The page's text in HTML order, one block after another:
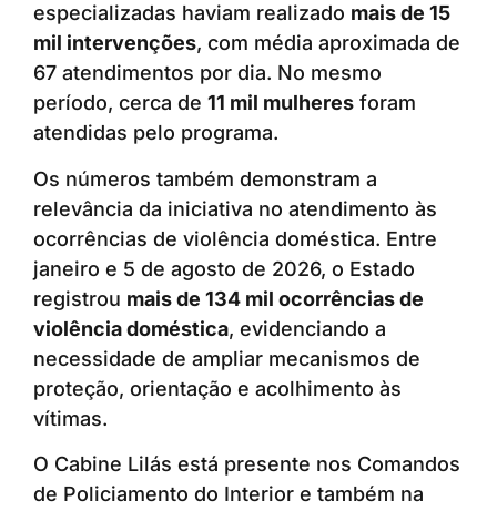
especializadas haviam realizado mais de 15
mil intervenções, com média aproximada de
67 atendimentos por dia. No mesmo
período, cerca de 11 mil mulheres foram
atendidas pelo programa.
Os números também demonstram a
relevância da iniciativa no atendimento às
ocorrências de violência doméstica. Entre
janeiro e 5 de agosto de 2026, o Estado
registrou mais de 134 mil ocorrências de
violência doméstica, evidenciando a
necessidade de ampliar mecanismos de
proteção, orientação e acolhimento às
vítimas.
O Cabine Lilás está presente nos Comandos
de Policiamento do Interior e também na